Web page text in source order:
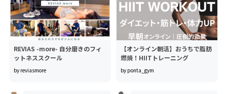
REVIAS -more- 自分磨きのフィ
ットネススクール
by reviasmore
【オンライン朝活】おうちで脂肪
燃焼！HIITトレーニング
by ponta_gym